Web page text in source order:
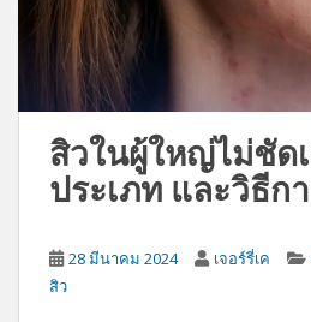
สิวในผู้ใหญ่ไม่ชัด
ประเภท และวิธีก
28 มีนาคม 2024 เจอร์รี่เค
สิว